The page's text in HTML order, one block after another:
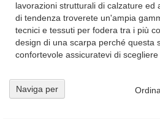
lavorazioni strutturali di calzature ed
di tendenza troverete un'ampia
tecnici e tessuti per fodera tra i più
design di una scarpa perché questa
confortevole assicuratevi di scegliere
Naviga per